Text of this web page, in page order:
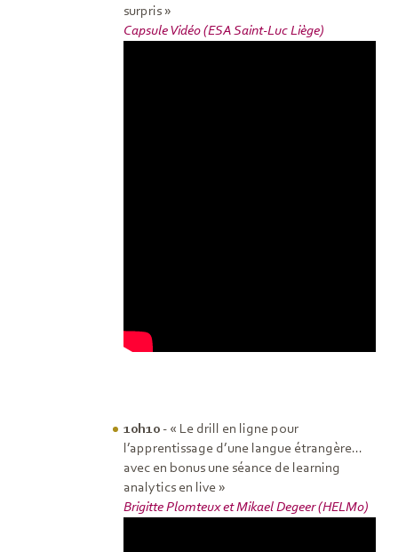
surpris »
Capsule Vidéo (ESA Saint-Luc Liège)
10h10- « Le drill en ligne pour
l’apprentissage d’une langue étrangère...
avec en bonus une séance de learning
analytics en live »
Brigitte Plomteux et Mikael Degeer (HELMo)